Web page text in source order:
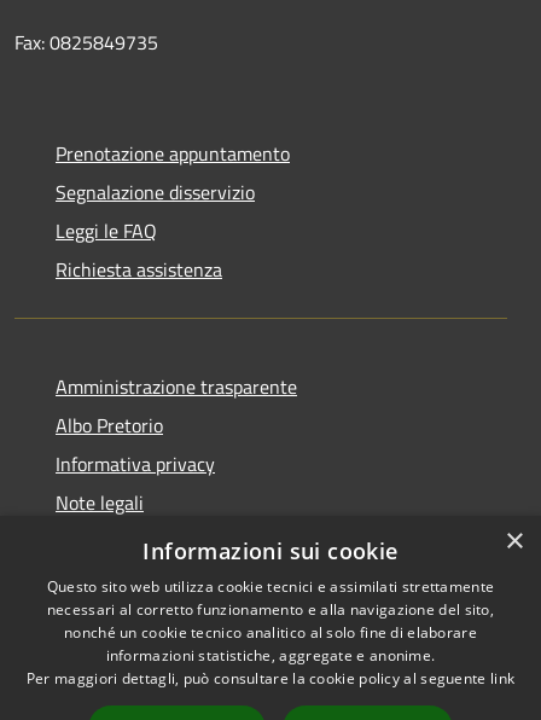
Fax: 0825849735
Prenotazione appuntamento
Segnalazione disservizio
Leggi le FAQ
Richiesta assistenza
Amministrazione trasparente
Albo Pretorio
Informativa privacy
Note legali
Dichiarazione di accessibilità
Accessibilità
Copyright © 2026 • Comune di
Casalbore • Powered by
×
Informazioni sui cookie
Questo sito web utilizza cookie tecnici e assimilati strettamente
necessari al corretto funzionamento e alla navigazione del sito,
nonché un cookie tecnico analitico al solo fine di elaborare
informazioni statistiche, aggregate e anonime.
Per maggiori dettagli, può consultare la cookie policy al seguente link